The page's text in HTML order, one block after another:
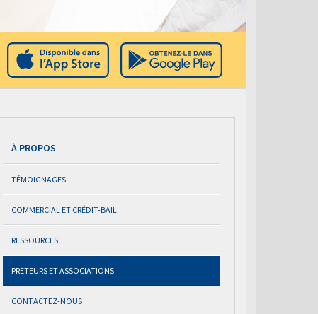
À PROPOS
TÉMOIGNAGES
COMMERCIAL ET CRÉDIT-BAIL
RESSOURCES
PRÊTEURS ET ASSOCIATIONS
CONTACTEZ-NOUS